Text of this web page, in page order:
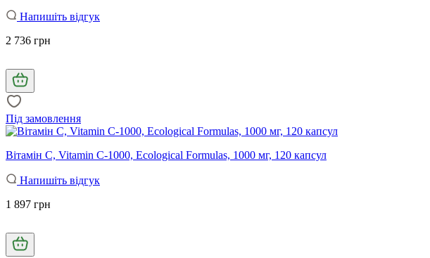
Напишіть відгук
2 736 грн
Під замовлення
Вітамін С, Vitamin C-1000, Ecological Formulas, 1000 мг, 120 капсул
Напишіть відгук
1 897 грн